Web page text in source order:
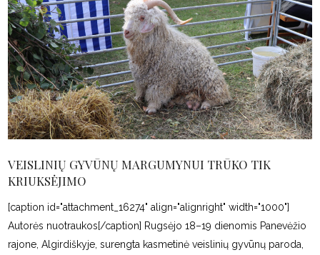
VEISLINIŲ GYVŪNŲ MARGUMYNUI TRŪKO TIK
KRIUKSĖJIMO
[caption id="attachment_16274" align="alignright" width="1000"]
Autorės nuotraukos[/caption] Rugsėjo 18–19 dienomis Panevėžio
rajone, Algirdiškyje, surengta kasmetinė veislinių gyvūnų paroda,